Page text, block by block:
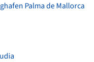
Palma de Mallorca